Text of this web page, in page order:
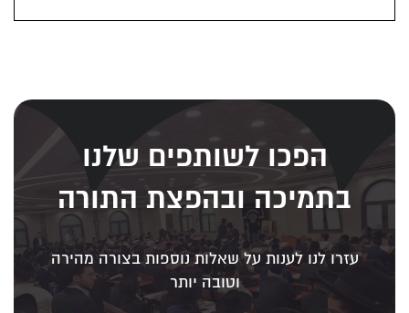
הפכו לשותפים שלנו
בתמיכה ובהפצת התורה
עזרו לנו לענות על שאלות נוספות בצורה מהירה
וטובה יותר